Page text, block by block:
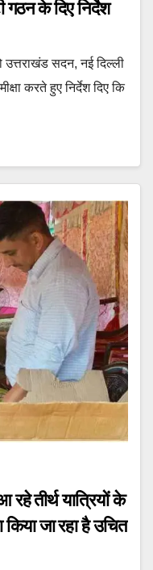
गठन के दिए निर्देश
उत्तराखंड सदन, नई दिल्ली
करते हुए निर्देश दिए कि
रहे तीर्थ यात्रियों के
किया जा रहा है उचित